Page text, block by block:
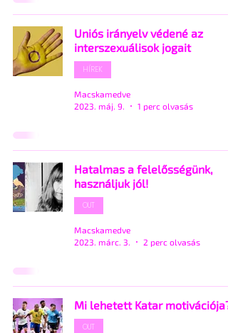
Uniós irányelv védené az
interszexuálisok jogait
HÍREK
Macskamedve
2023. máj. 9.
1 perc olvasás
Hatalmas a felelősségünk,
használjuk jól!
OUT
Macskamedve
2023. márc. 3.
2 perc olvasás
Mi lehetett Katar motivációja?
OUT